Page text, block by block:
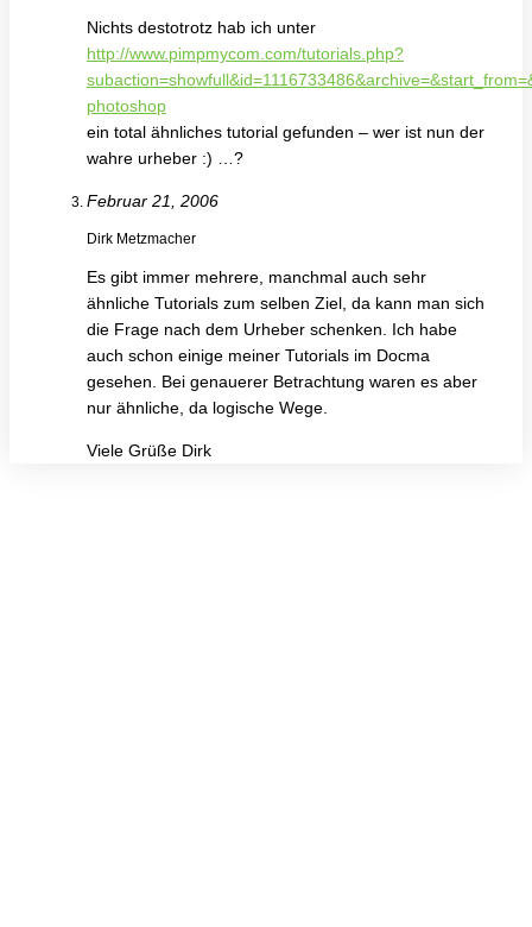
Nichts destotrotz hab ich unter
http://www.pimpmycom.com/tutorials.php?
photoshop
ein total ähnliches tutorial gefunden – wer ist nun der
wahre urheber :) …?
Februar 21, 2006
Dirk Metzmacher
Es gibt immer mehrere, manchmal auch sehr
ähnliche Tutorials zum selben Ziel, da kann man sich
die Frage nach dem Urheber schenken. Ich habe
auch schon einige meiner Tutorials im Docma
gesehen. Bei genauerer Betrachtung waren es aber
nur ähnliche, da logische Wege.
Viele Grüße Dirk